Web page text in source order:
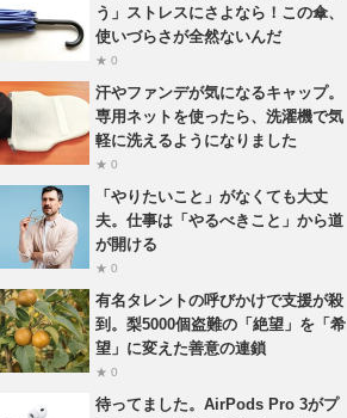
う」ストレスにさよなら！この傘、
使いづらさが全然ないんだ
★ 0
汗やファンデが気になるキャップ。
専用ネットを使ったら、洗濯機で気
軽に洗えるようになりました
★ 0
「やりたいこと」がなくても大丈
夫。仕事は「やるべきこと」から道
が開ける
★ 0
有名タレントの呼びかけで支援が殺
到。梨5000個盗難の「絶望」を「希
望」に変えた善意の連鎖
★ 0
待ってました。AirPods Pro 3がプ